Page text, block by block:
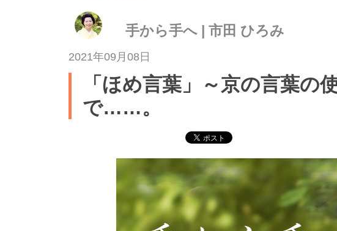
手から手へ | 市田 ひろみ
2021年09月08日
「ほめ言葉」～京の言葉の
で……。